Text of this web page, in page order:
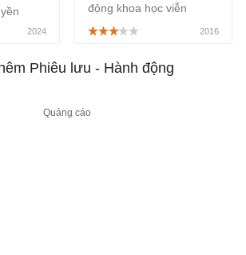
tên bộ
sóng
động khoa học viễn
tưởng dựa trên nhân vật
Comics.
Phiêu lưu - Hành động